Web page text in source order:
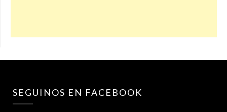
SEGUINOS EN FACEBOOK